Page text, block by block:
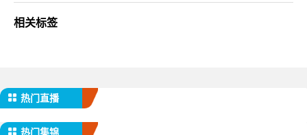
相关标签
热门直播
热门集锦